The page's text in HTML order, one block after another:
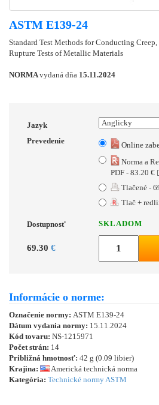
ASTM E139-24
Standard Test Methods for Conducting Creep,
Rupture Tests of Metallic Materials
NORMAvydaná dňa 15.11.2024
Jazyk
Prevedenie
Online
Norma a
PDF - 83.20 €
Tlačené -
Tlač +
Dostupnosť SKLADOM
69.30 €
Informácie o norme:
Označenie normy: ASTM E139-24
Dátum vydania normy: 15.11.2024
Kód tovaru: NS-1215971
Počet strán: 14
Približná hmotnosť: 42 g (0.09 libier)
Krajina:
Americká technická norma
Kategória: Technické normy ASTM